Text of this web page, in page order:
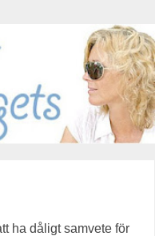
ha dåligt samvete för